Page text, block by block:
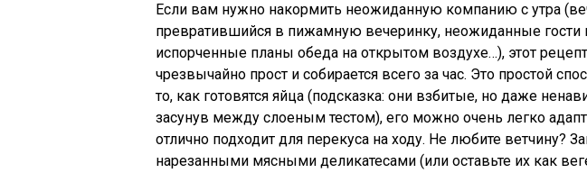
Если вам нужно накормить неожиданную компанию с утра
превратившийся в пижамную вечеринку, неожиданные гости
испорченные планы обеда на открытом воздухе…), этот
чрезвычайно прост и собирается всего за час. Это простой
то, как готовятся яйца (подсказка: они взбитые, но даже
засунув между слоеным тестом), его можно очень легко
отлично подходит для перекуса на ходу. Не любите ветчину?
нарезанными мясными деликатесами (или оставьте их как